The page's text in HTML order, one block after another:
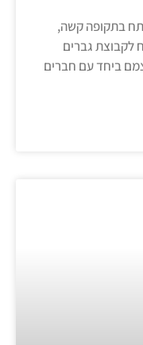
2024, הוא נפתח בתקופה קשה,
לקבוצת גברים
ביחד עם חברים